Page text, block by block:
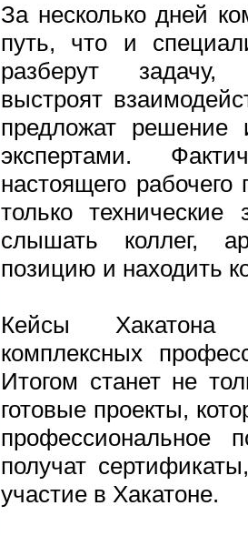
За несколько дней
путь, что и
разберут задачу,
выстроят
предложат решение
экспертами.
настоящего
только
слышать коллег,
позицию и находить
Кейсы Хакатона
комплексных
Итогом станет не
готовые проекты,
профессиональное
получат
участие в Хакатоне.